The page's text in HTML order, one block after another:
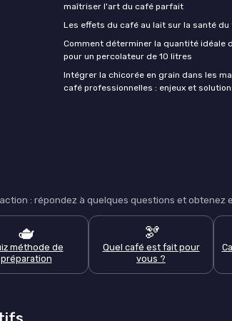
maîtriser l'art du café parfait
Les effets du café au lait sur la santé du
Comment déterminer la quantité idéale
pour un percolateur de 10 litres
Intégrer la chicorée en grain dans les
café professionnelles : enjeux et
: répondez à quelques questions et
🫖
méthode de
préparation
🫘
Quel café est fait pour
vous ?